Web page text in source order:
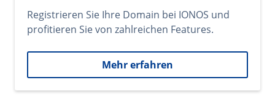
Registrieren Sie Ihre Domain bei IONOS und
profitieren Sie von zahlreichen Features.
Mehr erfahren